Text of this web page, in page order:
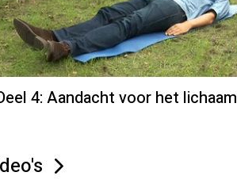
4: Aandacht voor het lichaam